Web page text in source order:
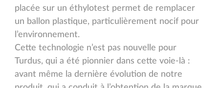
placée sur un éthylotest permet de remplacer
un ballon plastique, particulièrement nocif pour
l’environnement.
Cette technologie n’est pas nouvelle pour
Turdus, qui a été pionnier dans cette voie-là :
avant même la dernière évolution de notre